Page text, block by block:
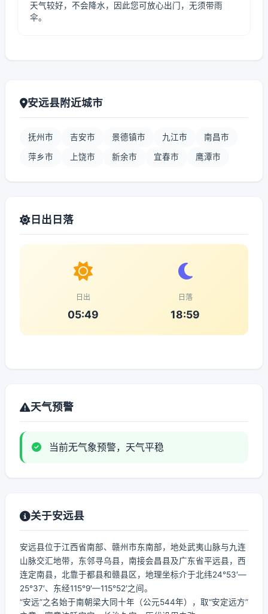
天气较好，不会降水，因此您可放心出门，无须带雨
伞。
安远县附近城市
抚州市 吉安市 景德镇市 九江市 南昌市
萍乡市 上饶市 新余市 宜春市 鹰潭市
日出日落
日出
05:49
日落
18:59
天气预警
当前无气象预警，天气平稳
关于安远县
安远县位于江西省南部、赣州市东南部，地处武夷山脉与九连
山脉交汇地带，东邻寻乌县，南接会昌县及广东省平远县，西
连定南县，北靠于都县和赣县区，地理坐标介于北纬24°53′—
25°37′、东经115°9′—115°52′之间。
“安远”之名始于南朝梁大同十年（公元544年），取“安定远方”